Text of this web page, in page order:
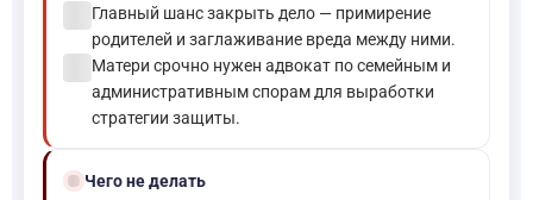
Главный шанс закрыть дело — примирение
родителей и заглаживание вреда между ними.
Матери срочно нужен адвокат по семейным и
административным спорам для выработки
стратегии защиты.
block Чего не делать